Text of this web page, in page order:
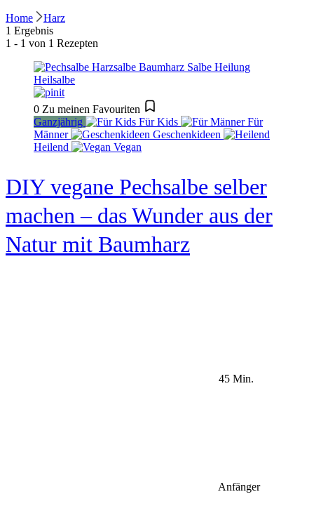
Home
Harz
1 Ergebnis
1 - 1 von 1 Rezepten
0 Zu meinen Favouriten
Ganzjährig
Für Kids
Für
Männer
Geschenkideen
Heilend
Vegan
DIY vegane Pechsalbe selber
machen – das Wunder aus der
Natur mit Baumharz
45 Min.
Anfänger